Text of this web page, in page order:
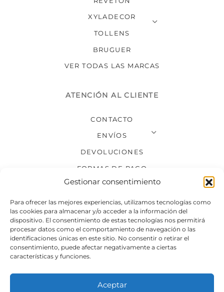
Gestionar consentimiento
Para ofrecer las mejores experiencias, utilizamos tecnologías como
las cookies para almacenar y/o acceder a la información del
dispositivo. El consentimiento de estas tecnologías nos permitirá
procesar datos como el comportamiento de navegación o las
identificaciones únicas en este sitio. No consentir o retirar el
consentimiento, puede afectar negativamente a ciertas
características y funciones.
Aceptar
XYLADECOR
TOLLENS
BRUGUER
VER TODAS LAS MARCAS
ATENCIÓN AL CLIENTE
CONTACTO
ENVÍOS
DEVOLUCIONES
FORMAS DE PAGO
SÍGUENOS